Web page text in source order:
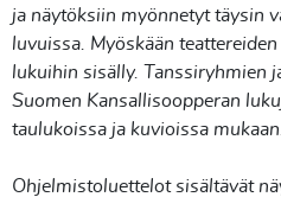
ja näytöksiin myönnetyt täysin
luvuissa. Myöskään
lukuihin sisälly. Tanssiryhmien
Suomen Kansallisoopperan
taulukoissa ja kuvioissa mukaan.
Ohjelmistoluettelot sisältävät